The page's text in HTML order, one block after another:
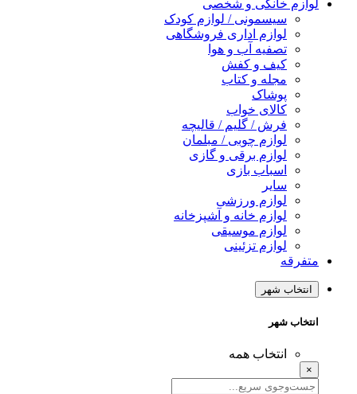
لوازم خانگی و شخصی
سیسمونی / لوازم کودک
لوازم اداری فروشگاهی
تصفیه آب و هوا
کیف و کفش
مجله و کتاب
پوشاک
کالای خواب
فرش / گلیم / قالیچه
لوازم چوبی / مبلمان
لوازم برقی و گازی
اسباب بازی
سایر
لوازم ورزشی
لوازم خانه و آشپزخانه
لوازم موسیقی
لوازم تزئینی
متفرقه
انتخاب شهر
انتخاب شهر
انتخاب همه